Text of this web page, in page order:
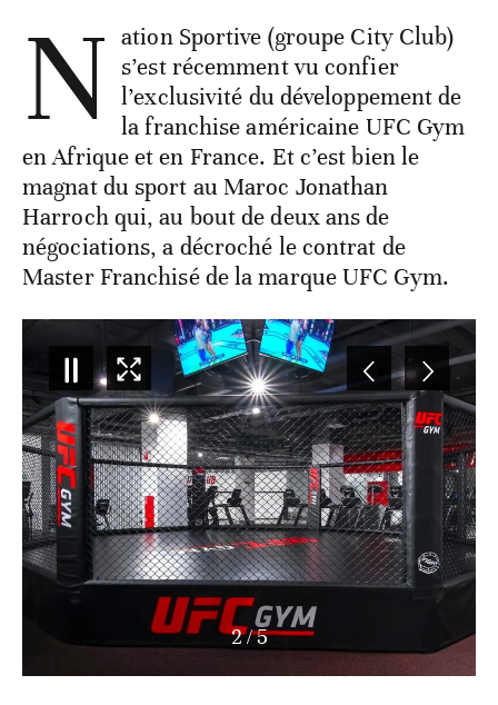
N ation Sportive (groupe City Club)
s’est récemment vu confier
l’exclusivité du développement de
la franchise américaine UFC Gym
en Afrique et en France. Et c’est bien le
magnat du sport au Maroc Jonathan
Harroch qui, au bout de deux ans de
négociations, a décroché le contrat de
Master Franchisé de la marque UFC Gym.
3/5